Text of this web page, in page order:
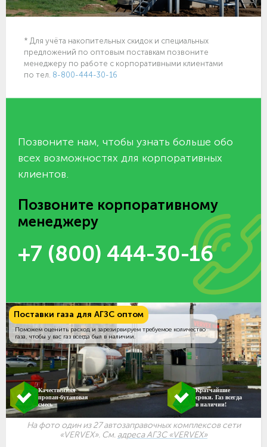
* Для учёта накопительных скидок и специальных
предложений по оптовым поставкам позвоните
менеджеру по работе с корпоративными клиентами
по тел. 8-800-444-30-16
Позвоните нам, чтобы узнать больше обо
всех возможностях для корпоративных
клиентов.
Позвоните корпоративному
менеджеру
+7 (800) 444-30-16
Поставки газа для АГЗС оптом
Поможем оценить расход и зарезирвируем требуемое количество
газа, чтобы у вас газ всегда был в наличии.
Качественная
пропан-бутановая
смесь
Кратчайшие
сроки. Газ всегда
в наличии!
На фото один из 27 автозаправочных комплексов сети
«VERVEX». См. адреса АГЗС «VERVEX»